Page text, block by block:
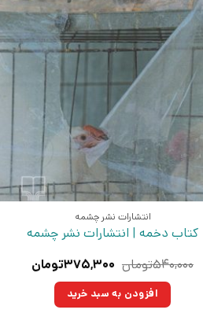
انتشارات نشر چشمه
کتاب دخمه | انتشارات نشر چشمه
۵۴۰,۰۰۰تومان قیمت
۵۴۰,۰۰۰تومان
بود.
۳۷۵,۳۰۰تومانقیمت
افزودن به سبد خرید